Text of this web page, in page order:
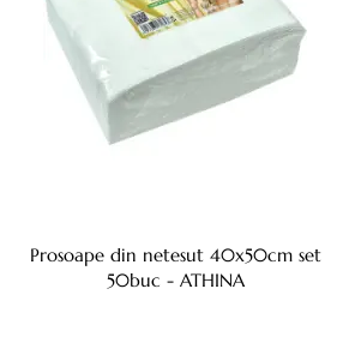
Prosoape din netesut 40x50cm set
50buc - ATHINA